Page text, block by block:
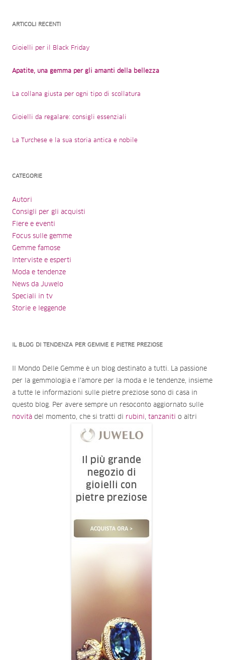
ARTICOLI RECENTI
Gioielli per il Black Friday
Apatite, una gemma per gli amanti della bellezza
La collana giusta per ogni tipo di scollatura
Gioielli da regalare: consigli essenziali
La Turchese e la sua storia antica e nobile
CATEGORIE
Autori
Consigli per gli acquisti
Fiere e eventi
Focus sulle gemme
Gemme famose
Interviste e esperti
Moda e tendenze
News da Juwelo
Speciali in tv
Storie e leggende
IL BLOG DI TENDENZA PER GEMME E PIETRE PREZIOSE
Il Mondo Delle Gemme è un blog destinato a tutti. La passione
per la gemmologia e l'amore per la moda e le tendenze, insieme
a tutte le informazioni sulle pietre preziose sono di casa in
questo blog. Per avere sempre un resoconto aggiornato sulle
novità del momento, che si tratti di rubini, tanzaniti o altri